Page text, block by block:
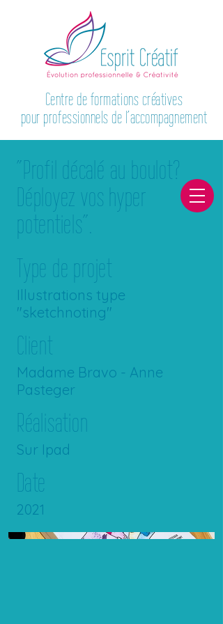
Centre de formations créatives
pour professionnels de l’accompagnement
"Profil décalé au boulot?
Déployez vos hyper
potentiels".
Type de projet
Illustrations type
"sketchnoting"
Client
Madame Bravo - Anne
Pasteger
Réalisation
Sur Ipad
Date
2021